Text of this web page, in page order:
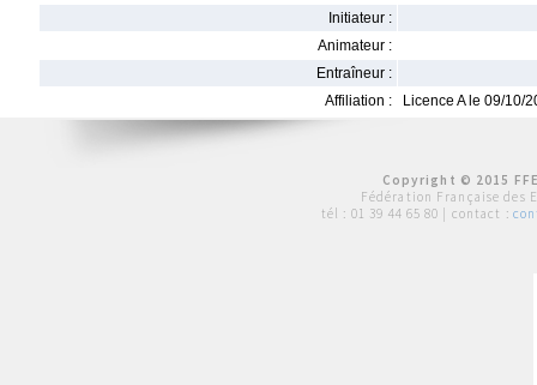
Initiateur :
Animateur :
Entraîneur :
Affiliation :
Licence A le 09/10/
Copyright © 2015
Fédération Française des
tél : 01 39 44 65 80 | contact :